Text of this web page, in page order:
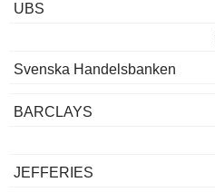
UBS
Svenska Handelsbanken
BARCLAYS
JEFFERIES